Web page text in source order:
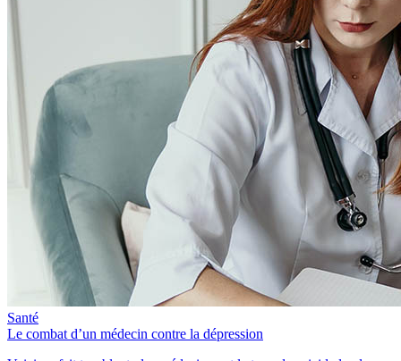
Santé
Le combat d’un médecin contre la dépression